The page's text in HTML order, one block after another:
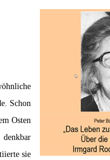
Schon
Osten
sie